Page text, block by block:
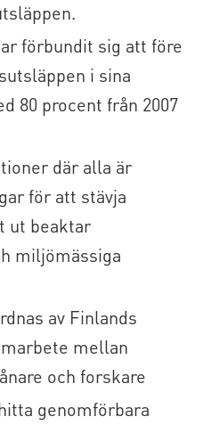
förbundit sig att före
i sina
80 procent från 2007
där alla är
för att stävja
ut beaktar
miljömässiga
av Finlands
mellan
och forskare
genomförbara